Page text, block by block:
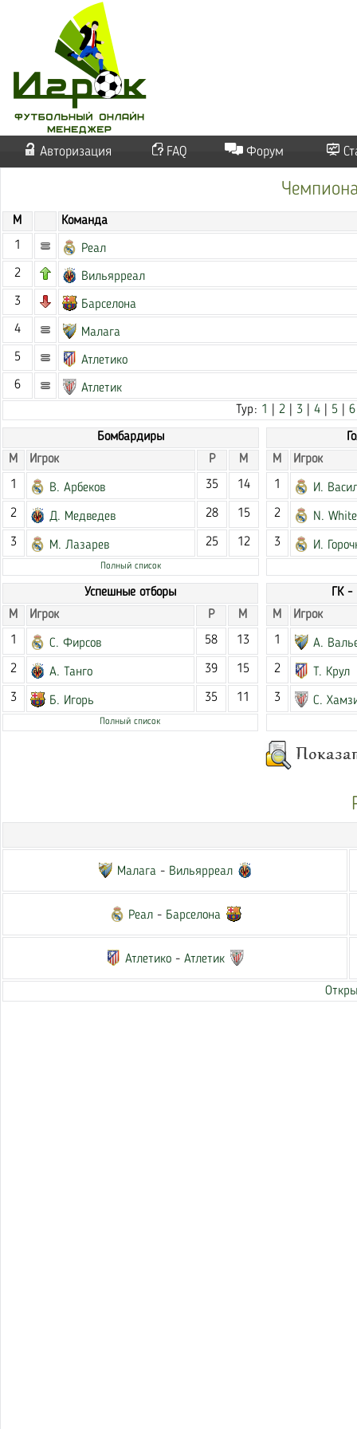
Авторизация FAQ Форум
М
Команда
1
Реал
2
Вильярреал
3
Барселона
4
Малага
5
Атлетико
6
Атлетик
Тур: 1 |2 3 |4 5 |6
Бомбардиры
М
Игрок Р
М
1
В. Арбеков 35 14
2 Д. Медведев 28 15
3 М. Лазарев 25 12
Полный список
М
Игрок
1
И.
2
N. White
3
И.
Успешные отборы
М
Игрок Р
М
1
С. Фирсов 58 13
2 А. Танго 39 15
3 Б. Игорь 35 11
Полный список
ГК -
М
Игрок
1
А.
2
Т. Крул
3
С.
Малага - Вильярреал
Реал - Барселона
Атлетико - Атлетик